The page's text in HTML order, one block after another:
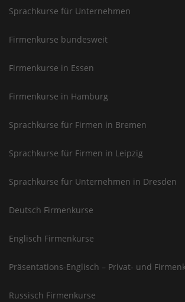
Sprachkurse für Unternehmen
Firmenkurse bundesweit
Firmenkurse in Essen
Firmenkurse in Hamburg
Sprachkurse für Firmen in Bremen
Sprachkurse für Firmen in Leipzig
Sprachkurse für Unternehmen in Dresden
Deutsch Firmenkurse
Englisch Firmenkurse
Präsentations-Englisch – Privat- und
Russisch Firmenkurse